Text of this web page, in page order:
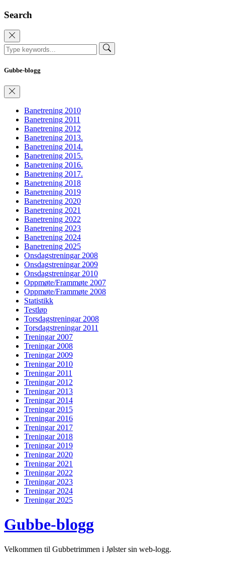
Search
Gubbe-blogg
Banetrening 2010
Banetrening 2011
Banetrening 2012
Banetrening 2013.
Banetrening 2014.
Banetrening 2015.
Banetrening 2016.
Banetrening 2017.
Banetrening 2018
Banetrening 2019
Banetrening 2020
Banetrening 2021
Banetrening 2022
Banetrening 2023
Banetrening 2024
Banetrening 2025
Onsdagstreningar 2008
Onsdagstreningar 2009
Onsdagstreningar 2010
Oppmøte/Frammøte 2007
Oppmøte/Frammøte 2008
Statistikk
Testløp
Torsdagstreningar 2008
Torsdagstreningar 2011
Treningar 2007
Treningar 2008
Treningar 2009
Treningar 2010
Treningar 2011
Treningar 2012
Treningar 2013
Treningar 2014
Treningar 2015
Treningar 2016
Treningar 2017
Treningar 2018
Treningar 2019
Treningar 2020
Treningar 2021
Treningar 2022
Treningar 2023
Treningar 2024
Treningar 2025
Gubbe-blogg
Velkommen til Gubbetrimmen i Jølster sin web-logg.